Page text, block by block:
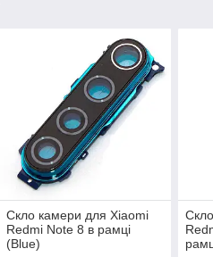
Скло камери для Xiaomi
Redmi Note 8 в рамці
(Blue)